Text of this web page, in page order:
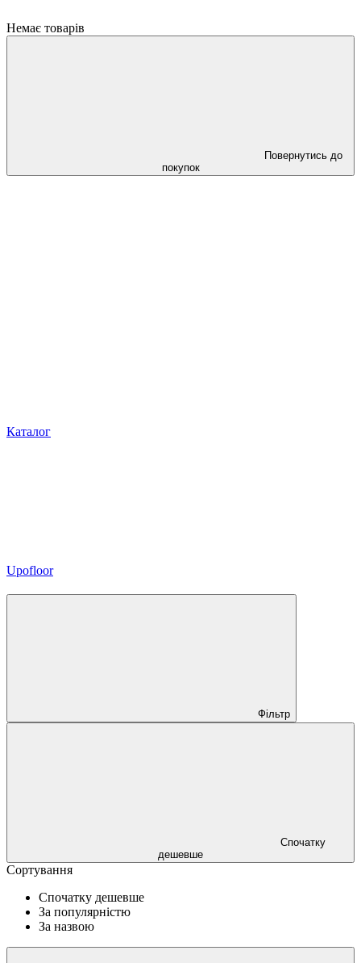
Немає товарів
Повернутись до
покупок
Каталог
Upofloor
Фільтр
Спочатку
дешевше
Сортування
Спочатку дешевше
За популярністю
За назвою